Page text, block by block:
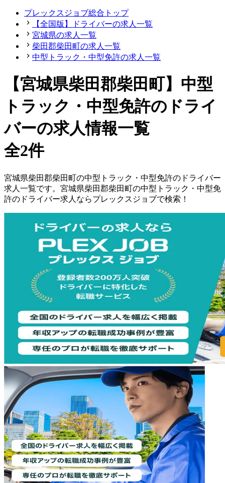
プレックスジョブ総合トップ
【全国版】ドライバーの求人一覧
宮城県の求人一覧
柴田郡柴田町の求人一覧
中型トラック・中型免許の求人一覧
【宮城県柴田郡柴田町】中型
トラック・中型免許のドライ
バーの求人情報一覧
全2件
宮城県柴田郡柴田町の中型トラック・中型免許の ドライバー
求人一覧です。 宮城県柴田郡柴田町の中型トラック・中型免
許の ドライバー求人ならプレックスジョブで検索！